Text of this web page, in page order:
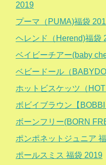
2019
プーマ（PUMA)福袋
ヘレンド（Herend)福袋
ベイビーチアー(baby
ベビードール（
ホットビスケッツ（
ボビイブラウン【
ボーンフリー(BORN
ポンポネットジュニア
ポールスミス 福袋 2019